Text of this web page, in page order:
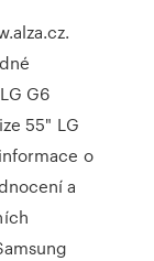
G6
55" LG
o
a